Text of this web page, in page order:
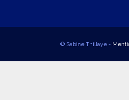
© Sabine Thillaye -